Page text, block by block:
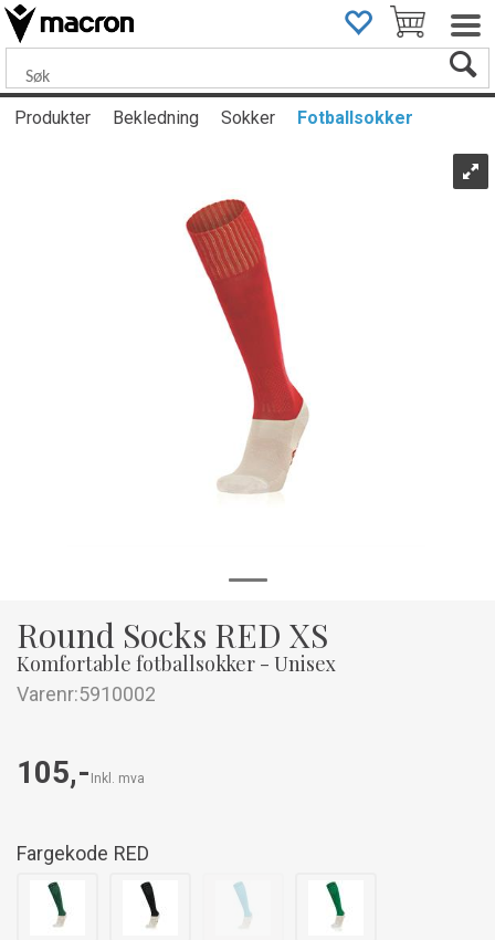
Produkter Bekledning Sokker Fotballsokker
Round Socks RED XS
Komfortable fotballsokker - Unisex
Varenr:5910002
105,- Inkl. mva
Fargekode RED